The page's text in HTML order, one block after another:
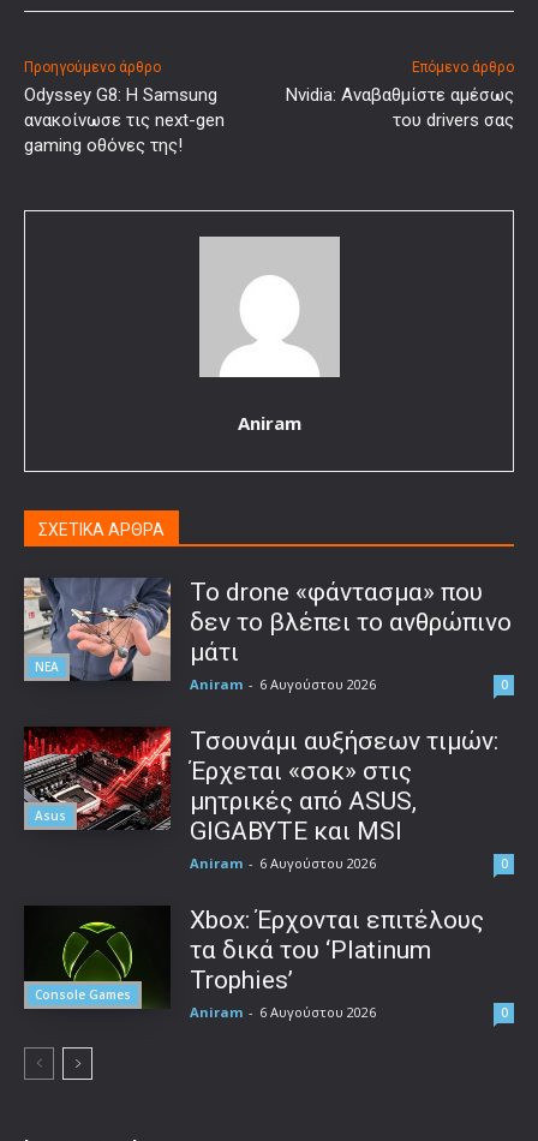
Προηγούμενο άρθρο
Odyssey G8: Η Samsung
ανακοίνωσε τις next-gen
gaming οθόνες της!
Επόμενο άρθρο
Nvidia: Αναβαθμίστε αμέσως
του drivers σας
Aniram
ΣΧΕΤΙΚΑ ΑΡΘΡΑ
ΝΕΑ
Το drone «φάντασμα» που
δεν το βλέπει το ανθρώπινο
μάτι
Aniram - 6 Αυγούστου 2026 0
Asus
Τσουνάμι αυξήσεων τιμών:
Έρχεται «σοκ» στις
μητρικές από ASUS,
GIGABYTE και MSI
Aniram - 6 Αυγούστου 2026 0
Console Games
Xbox: Έρχονται επιτέλους
τα δικά του ‘Platinum
Trophies’
Aniram - 6 Αυγούστου 2026 0